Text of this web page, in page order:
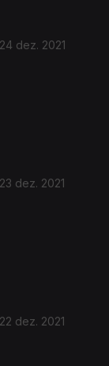
24 dez. 2021
23 dez. 2021
22 dez. 2021